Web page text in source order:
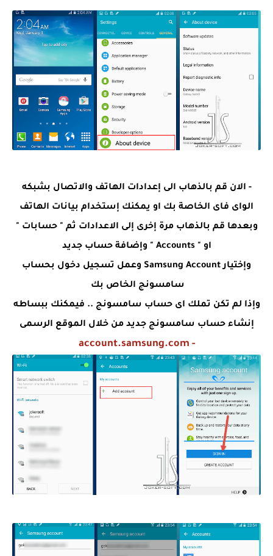
- الان قم بالذهاب الى إعدادات الهاتف والاتصال بشبكه
الواى فاى الخاصة بك او يمكنك إستخدام بيانات الهاتف
وبعدها قم بالذهاب مرة إخرى إلى الاعدادات ثم " حسابات "
او " Accounts " وإضافة حساب جديد
وإختيار Samsung Account وعمل تسجيل دخول بحساب
سامسونج الخاص بك
وإذا لم تكن تملك اى حساب سامسونج .. فيمكنك ببساطه
إنشاء حساب سامسونج جديد من خلال الموقع الرسمى
- account.samsung.com